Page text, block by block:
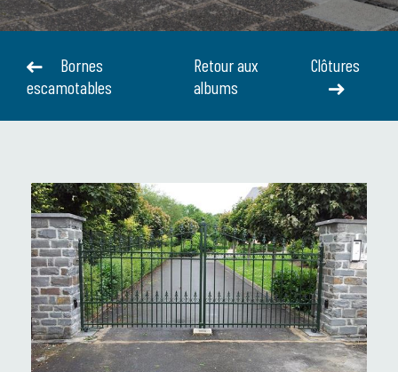
Bornes
escamotables
Retour aux
albums
Clôtures